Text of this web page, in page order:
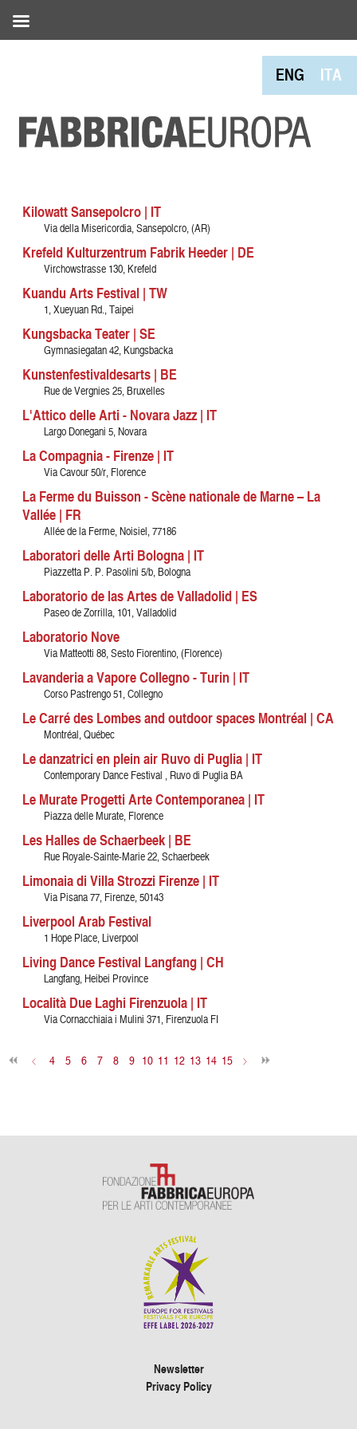
ENG ITA
Kilowatt Sansepolcro | IT
Via della Misericordia, Sansepolcro, (AR)
Krefeld Kulturzentrum Fabrik Heeder | DE
Virchowstrasse 130, Krefeld
Kuandu Arts Festival | TW
1, Xueyuan Rd., Taipei
Kungsbacka Teater | SE
Gymnasiegatan 42, Kungsbacka
Kunstenfestivaldesarts | BE
Rue de Vergnies 25, Bruxelles
L'Attico delle Arti - Novara Jazz | IT
Largo Donegani 5, Novara
La Compagnia - Firenze | IT
Via Cavour 50/r, Florence
La Ferme du Buisson - Scène nationale de Marne – La
Vallée | FR
Allée de la Ferme, Noisiel, 77186
Laboratori delle Arti Bologna | IT
Piazzetta P. P. Pasolini 5/b, Bologna
Laboratorio de las Artes de Valladolid | ES
Paseo de Zorrilla, 101, Valladolid
Laboratorio Nove
Via Matteotti 88, Sesto Fiorentino, (Florence)
Lavanderia a Vapore Collegno - Turin | IT
Corso Pastrengo 51, Collegno
Le Carré des Lombes and outdoor spaces Montréal | CA
Montréal, Québec
Le danzatrici en plein air Ruvo di Puglia | IT
Contemporary Dance Festival , Ruvo di Puglia BA
Le Murate Progetti Arte Contemporanea | IT
Piazza delle Murate, Florence
Les Halles de Schaerbeek | BE
Rue Royale-Sainte-Marie 22, Schaerbeek
Limonaia di Villa Strozzi Firenze | IT
Via Pisana 77, Firenze, 50143
Liverpool Arab Festival
1 Hope Place, Liverpool
Living Dance Festival Langfang | CH
Langfang, Heibei Province
Località Due Laghi Firenzuola | IT
Via Cornacchiaia i Mulini 371, Firenzuola FI
< 4 5 6 7 8 9 10 11 12 13 14 15 >
Newsletter
Privacy Policy